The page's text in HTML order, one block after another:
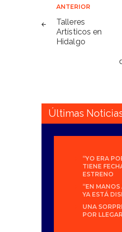
Navegación
de
entradas
ANTERIOR
Talleres
Artísticos en
Hidalgo
Últimas
“YO ERA
TIENE
ESTRENO
“EN MANOS
YA ESTÁ
UNA
POR LLEGAR